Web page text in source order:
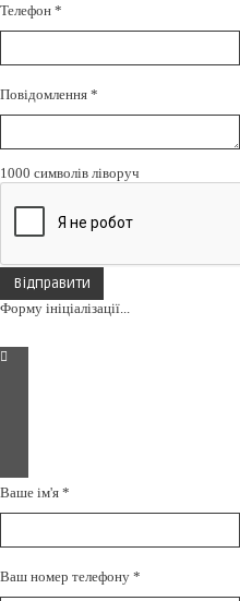
Телефон *
Повідомлення *
1000 символів ліворуч
Відправити
Форму ініціалізації...
Ваше ім'я *
Ваш номер телефону *